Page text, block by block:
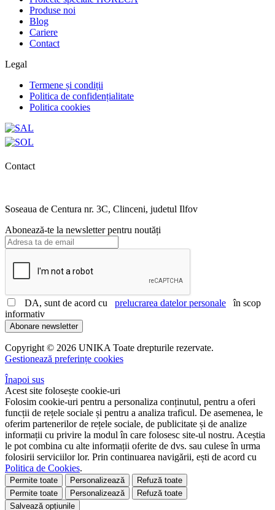
Produse noi
Blog
Cariere
Contact
Legal
Termene și condiții
Politica de confidențialitate
Politica cookies
Contact
Soseaua de Centura nr. 3C, Clinceni, judetul Ilfov
Abonează-te la newsletter pentru noutăți
DA, sunt de acord cu prelucrarea datelor personale în scop
informativ
Abonare newsletter
Copyright © 2026 UNIKA Toate drepturile rezervate.
Gestionează preferințe cookies
Înapoi sus
Acest site folosește cookie-uri
Folosim cookie-uri pentru a personaliza conținutul, pentru a oferi
funcții de rețele sociale și pentru a analiza traficul. De asemenea, le
oferim partenerilor de rețele sociale, de publicitate și de analize
informații cu privire la modul în care folosesc site-ul nostru. Aceștia
le pot combina cu alte informații oferite de dvs. sau culese în urma
folosirii serviciilor lor. Prin continuarea navigării, ești de acord cu
Politica de Cookies.
Permite toate Personalizează
Refuză toate
Permite toate
Personalizează
Refuză toate
Salvează opțiunile